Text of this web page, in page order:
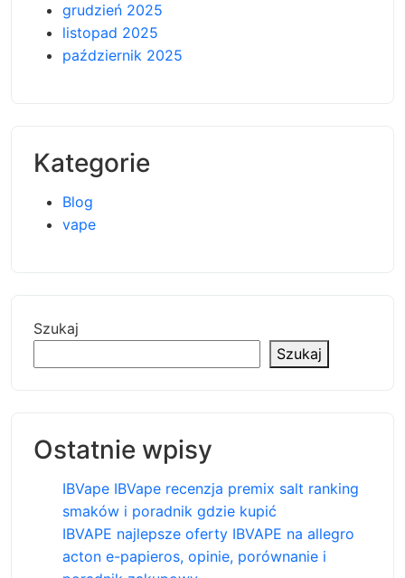
grudzień 2025
listopad 2025
październik 2025
Kategorie
Blog
vape
Szukaj
Szukaj
Ostatnie wpisy
IBVape IBVape recenzja premix salt ranking
smaków i poradnik gdzie kupić
IBVAPE najlepsze oferty IBVAPE na allegro
acton e-papieros, opinie, porównanie i